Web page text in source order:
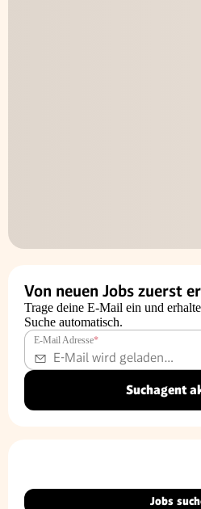
Von neuen Jobs zuerst
Trage deine E-Mail ein und
Suche automatisch.
E-Mail Adresse*
Suchagent
Jobs